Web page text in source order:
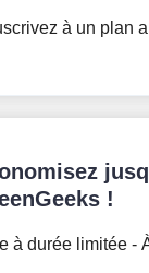
à un plan
!
à durée limitée -